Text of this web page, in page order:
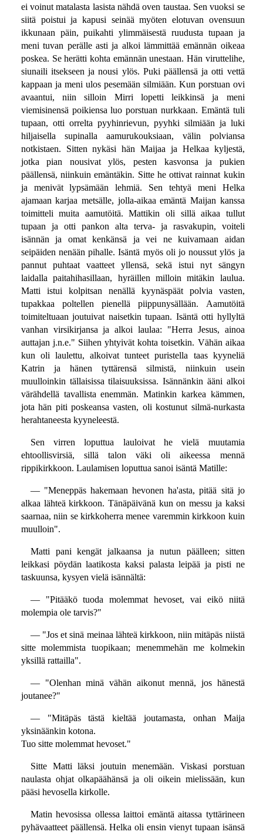
ei voinut matalasta lasista nähdä oven taustaa. Sen vuoksi se
siitä poistui ja kapusi seinää myöten elotuvan ovensuun
ikkunaan päin, puikahti ylimmäisestä ruudusta tupaan ja
meni tuvan perälle asti ja alkoi lämmittää emännän oikeaa
poskea. Se herätti kohta emännän unestaan. Hän viruttelihe,
siunaili itsekseen ja nousi ylös. Puki päällensä ja otti vettä
kappaan ja meni ulos pesemään silmiään. Kun porstuan ovi
avaantui, niin silloin Mirri lopetti leikkinsä ja meni
viemisinensä poikiensa luo porstuan nurkkaan. Emäntä tuli
tupaan, otti orrelta pyyhinrievun, pyyhki silmiään ja luki
hiljaisella supinalla aamurukouksiaan, välin polviansa
notkistaen. Sitten nykäsi hän Maijaa ja Helkaa kyljestä,
jotka pian nousivat ylös, pesten kasvonsa ja pukien
päällensä, niinkuin emäntäkin. Sitte he ottivat rainnat kukin
ja menivät lypsämään lehmiä. Sen tehtyä meni Helka
ajamaan karjaa metsälle, jolla-aikaa emäntä Maijan kanssa
toimitteli muita aamutöitä. Mattikin oli sillä aikaa tullut
tupaan ja otti pankon alta terva- ja rasvakupin, voiteli
isännän ja omat kenkänsä ja vei ne kuivamaan aidan
seipäiden nenään pihalle. Isäntä myös oli jo noussut ylös ja
pannut puhtaat vaatteet yllensä, sekä istui nyt sängyn
laidalla paitahihasillaan, hyräillen milloin mitäkin laulua.
Matti istui kolpitsan nenällä kyynäspäät polvia vasten,
tupakkaa poltellen pienellä piippunysällään. Aamutöitä
toimiteltuaan joutuivat naisetkin tupaan. Isäntä otti hyllyltä
vanhan virsikirjansa ja alkoi laulaa: "Herra Jesus, ainoa
auttajan j.n.e." Siihen yhtyivät kohta toisetkin. Vähän aikaa
kun oli laulettu, alkoivat tunteet puristella taas kyyneliä
Katrin ja hänen tyttärensä silmistä, niinkuin usein
muulloinkin tällaisissa tilaisuuksissa. Isännänkin ääni alkoi
värähdellä tavallista enemmän. Matinkin karkea kämmen,
jota hän piti poskeansa vasten, oli kostunut silmä-nurkasta
herahtaneesta kyyneleestä.
Sen virren loputtua lauloivat he vielä muutamia
ehtoollisvirsiä, sillä talon väki oli aikeessa mennä
rippikirkkoon. Laulamisen loputtua sanoi isäntä Matille:
— "Meneppäs hakemaan hevonen ha'asta, pitää sitä jo
alkaa lähteä kirkkoon. Tänäpäivänä kun on messu ja kaksi
saarnaa, niin se kirkkoherra menee varemmin kirkkoon kuin
muulloin".
Matti pani kengät jalkaansa ja nutun päälleen; sitten
leikkasi pöydän laatikosta kaksi palasta leipää ja pisti ne
taskuunsa, kysyen vielä isännältä:
— "Pitääkö tuoda molemmat hevoset, vai eikö niitä
molempia ole tarvis?"
— "Jos et sinä meinaa lähteä kirkkoon, niin mitäpäs niistä
sitte molemmista tuopikaan; menemmehän me kolmekin
yksillä rattailla".
— "Olenhan minä vähän aikonut mennä, jos hänestä
joutanee?"
— "Mitäpäs tästä kieltää joutamasta, onhan Maija
yksinäänkin kotona.
Tuo sitte molemmat hevoset."
Sitte Matti läksi joutuin menemään. Viskasi porstuan
naulasta ohjat olkapäähänsä ja oli oikein mielissään, kun
pääsi hevosella kirkolle.
Matin hevosissa ollessa laittoi emäntä aitassa tyttärineen
pyhävaatteet päällensä. Helka oli ensin vienyt tupaan isänsä